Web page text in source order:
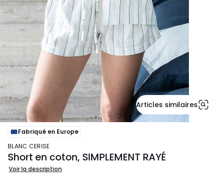
Articles similaires
Fabriqué en Europe
BLANC CERISE
Short en coton, SIMPLEMENT RAYÉ
Voir la description